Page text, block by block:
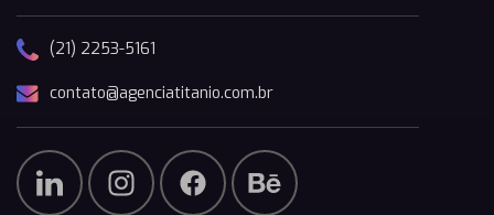
(21) 2253-5161
contato@agenciatitanio.com.br